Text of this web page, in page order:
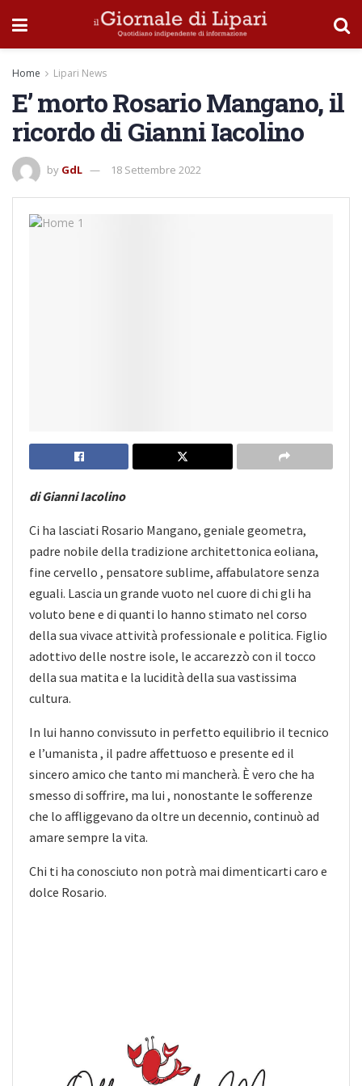
Home Lipari News
E’ morto Rosario Mangano, il
ricordo di Gianni Iacolino
by GdL 18 Settembre 2022
di Gianni Iacolino
Ci ha lasciati Rosario Mangano, geniale geometra,
padre nobile della tradizione architettonica eoliana,
fine cervello , pensatore sublime, affabulatore senza
eguali. Lascia un grande vuoto nel cuore di chi gli ha
voluto bene e di quanti lo hanno stimato nel corso
della sua vivace attività professionale e politica. Figlio
adottivo delle nostre isole, le accarezzò con il tocco
della sua matita e la lucidità della sua vastissima
cultura.
In lui hanno convissuto in perfetto equilibrio il tecnico
e l’umanista , il padre affettuoso e presente ed il
sincero amico che tanto mi mancherà. È vero che ha
smesso di soffrire, ma lui , nonostante le sofferenze
che lo affliggevano da oltre un decennio, continuò ad
amare sempre la vita.
Chi ti ha conosciuto non potrà mai dimenticarti caro e
dolce Rosario.